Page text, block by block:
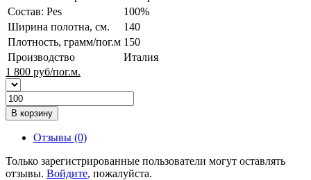
Состав: Pes
100%
Ширина полотна, см.
140
Плотность, грамм/пог.м 150
Производство
Италия
1 800 руб/пог.м.
В корзину
Отзывы (0)
Только зарегистрированные пользователи могут оставлять
отзывы. Войдите, пожалуйста.